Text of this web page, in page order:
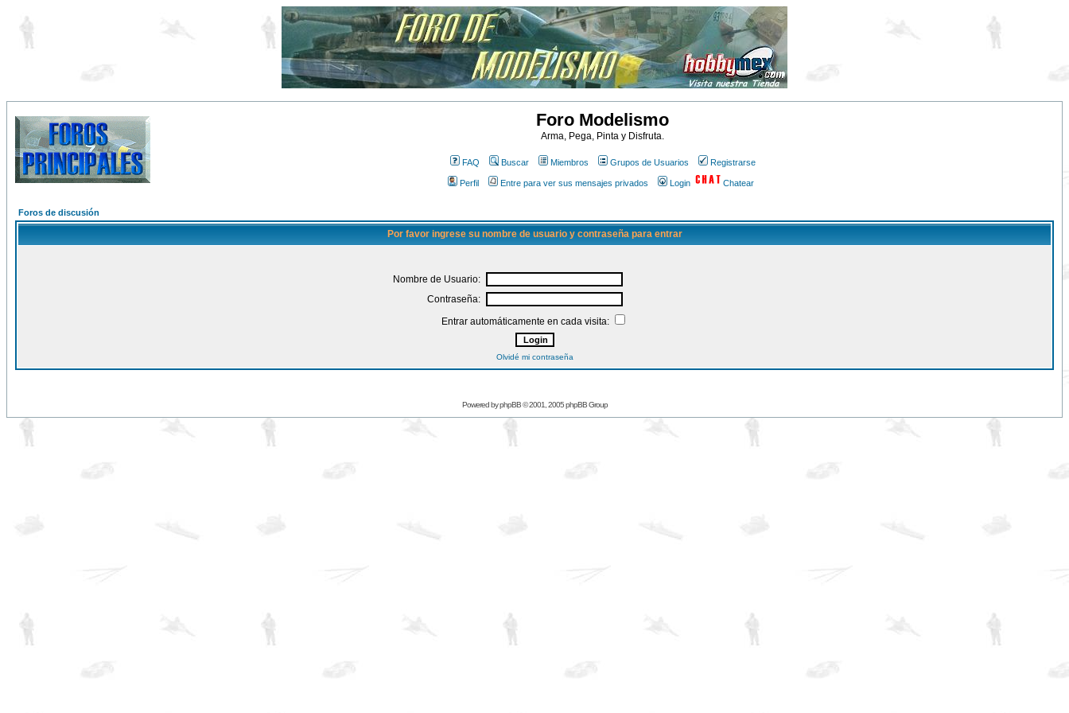
Foro Modelismo
Arma, Pega, Pinta y Disfruta.
FAQ Buscar Miembros Grupos de Usuarios Registrarse
Perfil Entre para ver sus mensajes privados Login Chatear
Foros de discusión
Por favor ingrese su nombre de usuario y contraseña para entrar
Nombre de Usuario:
Contraseña:
Entrar automáticamente en cada visita:
Olvidé mi contraseña
Powered byphpBB© 2001, 2005 phpBB Group